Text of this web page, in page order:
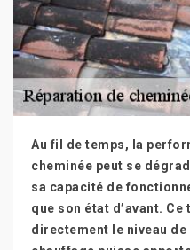
Au fil de temps, la
cheminée peut se
sa capacité de
que son état d’avant.
directement le niveau